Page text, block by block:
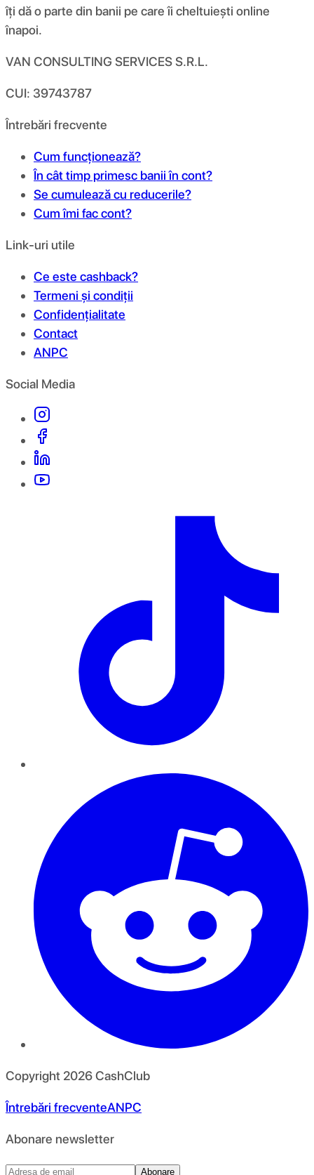
îți dă o parte din banii pe care îi cheltuiești online
înapoi.
VAN CONSULTING SERVICES S.R.L.
CUI: 39743787
Întrebări frecvente
Cum funcționează?
În cât timp primesc banii în cont?
Se cumulează cu reducerile?
Cum îmi fac cont?
Link-uri utile
Ce este cashback?
Termeni și condiții
Confidențialitate
Contact
ANPC
Social Media
Copyright 2026CashClub
Întrebări frecventeANPC
Abonare newsletter
Abonare